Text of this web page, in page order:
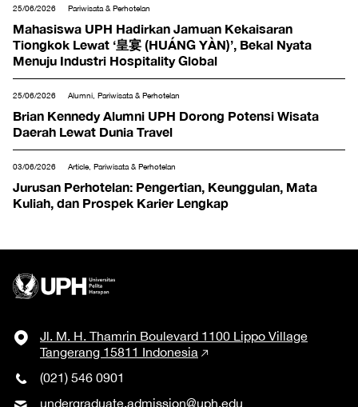
25/06/2026 Pariwisata & Perhotelan
Mahasiswa UPH Hadirkan Jamuan Kekaisaran
Tiongkok Lewat ‘皇宴 (HUÁNG YÀN)’, Bekal Nyata
Menuju Industri Hospitality Global
25/06/2026 Alumni, Pariwisata & Perhotelan
Brian Kennedy Alumni UPH Dorong Potensi Wisata
Daerah Lewat Dunia Travel
03/06/2026 Article, Pariwisata & Perhotelan
Jurusan Perhotelan: Pengertian, Keunggulan, Mata
Kuliah, dan Prospek Karier Lengkap
Jl. M. H. Thamrin Boulevard 1100 Lippo Village
Tangerang 15811 Indonesia
(021) 546 0901
undergraduate.admission@uph.edu